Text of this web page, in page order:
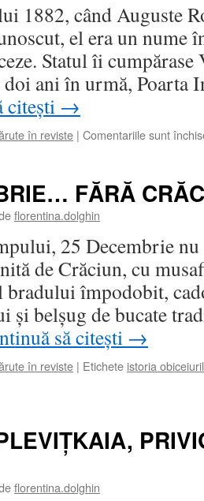
1882, când Auguste
el era un nume
Statul îi cumpărase
doi ani în urmă, Poarta
citești →
în reviste | Comentariile sunt
FĂRĂ
florentina.dolghin
25 Decembrie nu
de Crăciun, cu
bradului împodobit,
şi belşug de bucate
să citești →
în reviste | Etichete istoria
florentina.dolghin